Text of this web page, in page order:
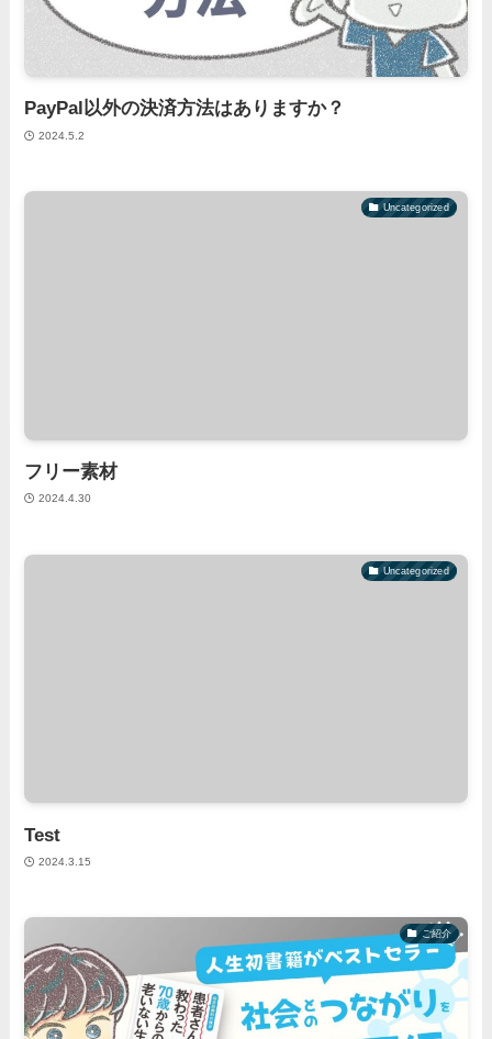
PayPal以外の決済方法はありますか？
2024.5.2
Uncategorized
フリー素材
2024.4.30
Uncategorized
Test
2024.3.15
ご紹介